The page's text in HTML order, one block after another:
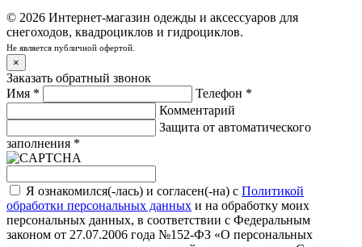
© 2026 Интернет-магазин одежды и аксессуаров для
снегоходов, квадроциклов и гидроциклов.
Не является публичной офертой.
×
Заказать обратный звонок
Имя * Телефон *
Комментарий
Защита от автоматического
заполнения *
Я ознакомился(-лась) и согласен(-на) с Политикой
обработки персональных данных и на обработку моих
персональных данных, в соответствии с Федеральным
законом от 27.07.2006 года №152-ФЗ «О персональных